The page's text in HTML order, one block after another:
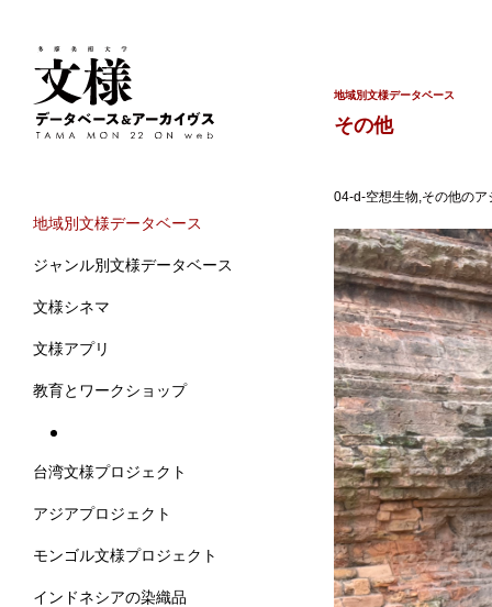
地域別文様データベース
ジャンル別文様データベース
文様シネマ
文様アプリ
教育とワークショップ
台湾文様プロジェクト
アジアプロジェクト
モンゴル文様プロジェクト
インドネシアの染織品
地域別文様データベース
その他
04-d-空想生物,その他の